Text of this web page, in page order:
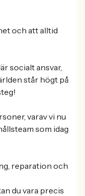
och att alltid
socialt ansvar,
står högt på
varav vi nu
som idag
reparation och
du vara precis